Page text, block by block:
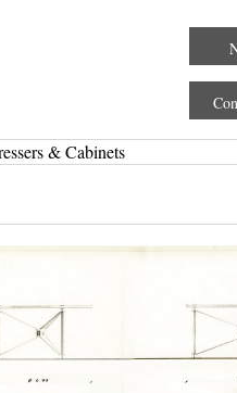
& Cabinets